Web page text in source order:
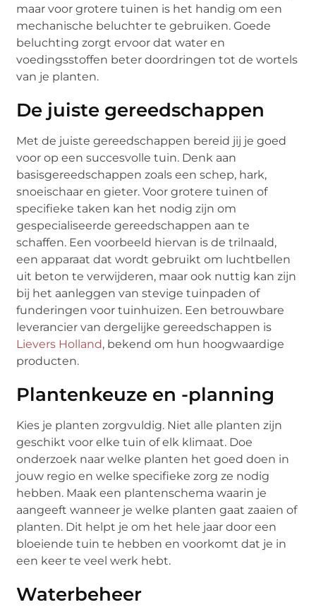
maar voor grotere tuinen is het handig om een
mechanische beluchter te gebruiken. Goede
beluchting zorgt ervoor dat water en
voedingsstoffen beter doordringen tot de wortels
van je planten.
De juiste gereedschappen
Met de juiste gereedschappen bereid jij je goed
voor op een succesvolle tuin. Denk aan
basisgereedschappen zoals een schep, hark,
snoeischaar en gieter. Voor grotere tuinen of
specifieke taken kan het nodig zijn om
gespecialiseerde gereedschappen aan te
schaffen. Een voorbeeld hiervan is de trilnaald,
een apparaat dat wordt gebruikt om luchtbellen
uit beton te verwijderen, maar ook nuttig kan zijn
bij het aanleggen van stevige tuinpaden of
funderingen voor tuinhuizen. Een betrouwbare
leverancier van dergelijke gereedschappen is
Lievers Holland, bekend om hun hoogwaardige
producten.
Plantenkeuze en -planning
Kies je planten zorgvuldig. Niet alle planten zijn
geschikt voor elke tuin of elk klimaat. Doe
onderzoek naar welke planten het goed doen in
jouw regio en welke specifieke zorg ze nodig
hebben. Maak een plantenschema waarin je
aangeeft wanneer je welke planten gaat zaaien of
planten. Dit helpt je om het hele jaar door een
bloeiende tuin te hebben en voorkomt dat je in
een keer te veel werk hebt.
Waterbeheer